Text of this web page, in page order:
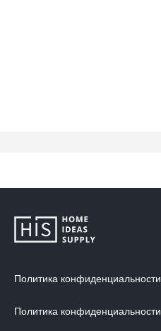
Политика конфиденциальности
Политика конфиденциальности